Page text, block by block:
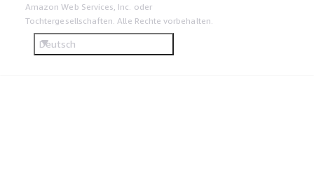
Amazon Web Services, Inc. oder
Tochtergesellschaften. Alle Rechte vorbehalten.
Deutsch